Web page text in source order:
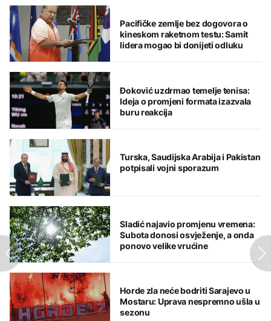
Pacifičke zemlje bez dogovora o
kineskom raketnom testu: Samit
lidera mogao bi donijeti odluku
Đoković uzdrmao temelje tenisa:
Ideja o promjeni formata izazvala
buru reakcija
Turska, Saudijska Arabija i Pakistan
potpisali vojni sporazum
Sladić najavio promjenu vremena:
Subota donosi osvježenje, a onda
ponovo velike vrućine
Horde zla neće bodriti Sarajevo u
Mostaru: Uprava nespremno ušla u
sezonu